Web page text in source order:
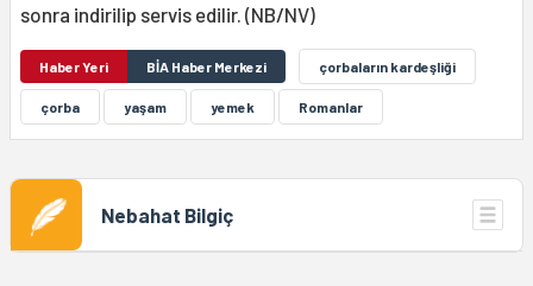
sonra indirilip servis edilir. (NB/NV)
Haber Yeri BİA Haber Merkezi çorbaların kardeşliği
çorba yaşam yemek Romanlar
Nebahat Bilgiç